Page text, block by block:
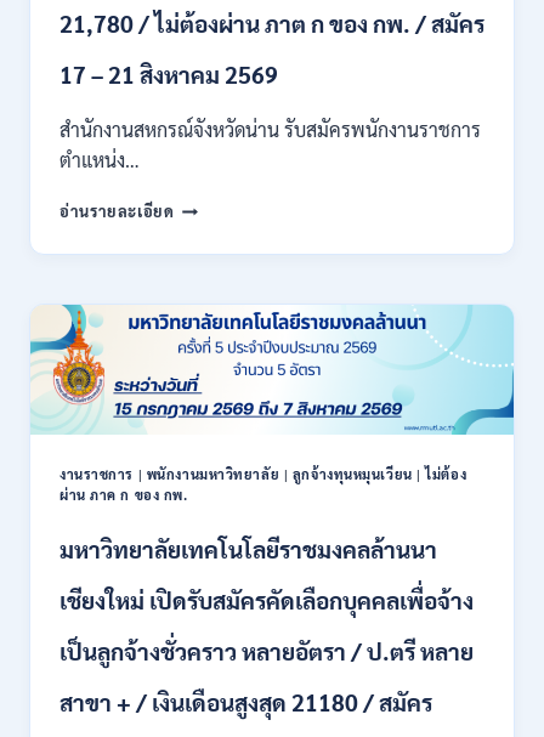
71500
/
ต้อง
ภาค
กพ.
สมัคร
17
–
28
สิงหาคม
2569
21,780 / ไม่ต้องผ่าน ภาต ก ของ กพ. / สมัคร
17 – 21 สิงหาคม 2569
สำนักงานสหกรณ์จังหวัดน่าน รับสมัครพนักงานราชการ
ตำแหน่ง…
อ่านรายละเอียด สำนักงาน
จังหวัด
กรม
ส่ง
เสริม
สหกรณ์
เปิด
รับ
พนักงาน
ราชการ
ปวท.
ป.ตรี
สาขา
/
เงิน
เดือน
งานราชการ | พนักงานมหาวิทยาลัย | ลูกจ้างทุนหมุนเวียน |ไม่ต้อง
ผ่าน ภาค ก ของ กพ.
มหาวิทยาลัยเทคโนโลยีราชมงคลล้านนา
เชียงใหม่ เปิดรับสมัครคัดเลือกบุคคลเพื่อจ้าง
เป็นลูกจ้างชั่วคราว หลายอัตรา / ป.ตรี หลาย
สาขา + / เงินเดือนสูงสุด 21180 / สมัคร